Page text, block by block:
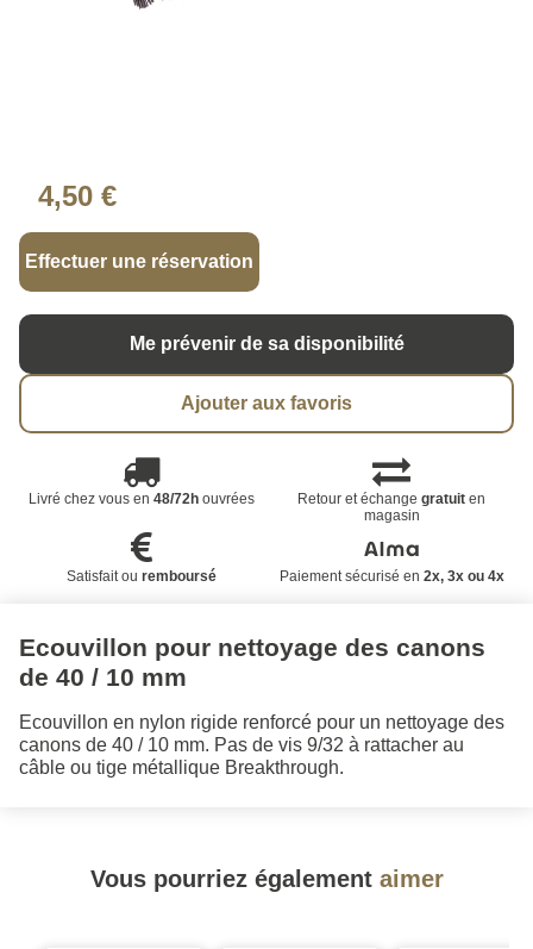
4,50 €
Effectuer une réservation
Me prévenir de sa disponibilité
Ajouter aux favoris
Livré chez vous en 48/72houvrées Retour et échangegratuit en
magasin
Satisfait ou remboursé Paiement sécurisé en 2x, 3x ou 4x
Ecouvillon pour nettoyage des canons
de 40 / 10 mm
Ecouvillon en nylon rigide renforcé pour un nettoyage des
canons de 40 / 10 mm. Pas de vis 9/32 à rattacher au
câble ou tige métallique Breakthrough.
Vous pourriez également aimer